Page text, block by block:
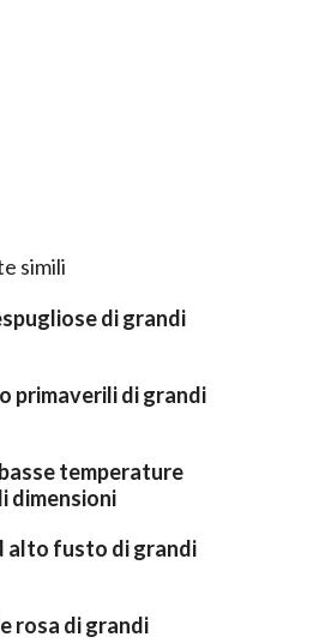
simili
di grandi
primaverili di grandi
temperature
dimensioni
alto fusto di grandi
rosa di grandi